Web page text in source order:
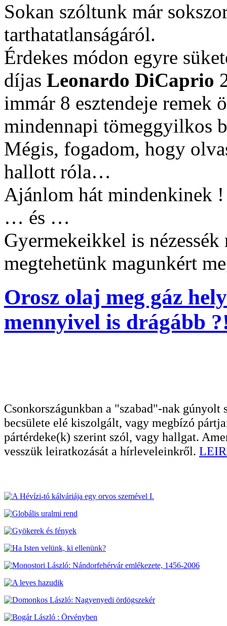
Sokan szóltunk már
tarthatatlanságáról.
Érdekes módon egyre
díjas Leonardo DiCaprio
immár 8 esztendeje remek
mindennapi tömeggyilkos
Mégis, fogadom, hogy
hallott róla…
Ajánlom hát mindenkinek !
… és …
Gyermekeikkel is
megtehetünk magunkért
Orosz olaj meg gáz
mennyivel is drágább
Csonkországunkban a "szabad"-nak
becsülete elé kiszolgált, vagy megbízó
pártérdeke(k) szerint szól, vagy hallgat.
vesszük leiratkozását a hírleveleinkről.